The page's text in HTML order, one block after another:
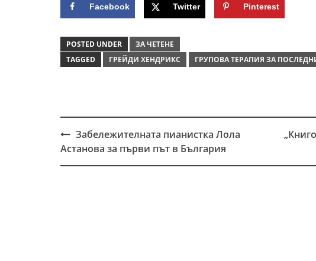
Facebook Twitter Pinterest
POSTED UNDER
ЗА ЧЕТЕНЕ
TAGGED
ГРЕЙДИ ХЕНДРИКС ГРУПОВА ТЕРАПИЯ ЗА
Post
Забележителната пианистка Лола
Астанова за първи път в България